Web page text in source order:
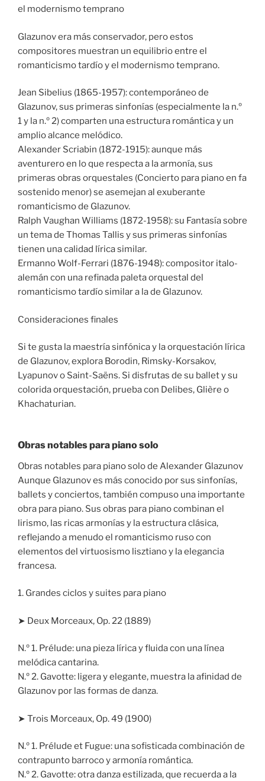
el modernismo temprano
Glazunov era más conservador, pero estos
compositores muestran un equilibrio entre el
romanticismo tardío y el modernismo temprano.
Jean Sibelius (1865-1957): contemporáneo de
Glazunov, sus primeras sinfonías (especialmente la n.º
1 y la n.º 2) comparten una estructura romántica y un
amplio alcance melódico.
Alexander Scriabin (1872-1915): aunque más
aventurero en lo que respecta a la armonía, sus
primeras obras orquestales (Concierto para piano en fa
sostenido menor) se asemejan al exuberante
romanticismo de Glazunov.
Ralph Vaughan Williams (1872-1958): su Fantasía sobre
un tema de Thomas Tallis y sus primeras sinfonías
tienen una calidad lírica similar.
Ermanno Wolf-Ferrari (1876-1948): compositor italo-
alemán con una refinada paleta orquestal del
romanticismo tardío similar a la de Glazunov.
Consideraciones finales
Si te gusta la maestría sinfónica y la orquestación lírica
de Glazunov, explora Borodin, Rimsky-Korsakov,
Lyapunov o Saint-Saëns. Si disfrutas de su ballet y su
colorida orquestación, prueba con Delibes, Glière o
Khachaturian.
Obras notables para piano solo
Obras notables para piano solo de Alexander Glazunov
Aunque Glazunov es más conocido por sus sinfonías,
ballets y conciertos, también compuso una importante
obra para piano. Sus obras para piano combinan el
lirismo, las ricas armonías y la estructura clásica,
reflejando a menudo el romanticismo ruso con
elementos del virtuosismo lisztiano y la elegancia
francesa.
1. Grandes ciclos y suites para piano
➤ Deux Morceaux, Op. 22 (1889)
N.º 1. Prélude: una pieza lírica y fluida con una línea
melódica cantarina.
N.º 2. Gavotte: ligera y elegante, muestra la afinidad de
Glazunov por las formas de danza.
➤ Trois Morceaux, Op. 49 (1900)
N.º 1. Prélude et Fugue: una sofisticada combinación de
contrapunto barroco y armonía romántica.
N.º 2. Gavotte: otra danza estilizada, que recuerda a la